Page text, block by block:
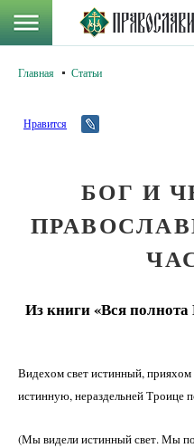
Главная Статьи
Нравится
БОГ И
Из книги «Вся полнота
Видехом свет истинный,
истинную, нераздельней Троице
(Мы видели истинный свет. Мы